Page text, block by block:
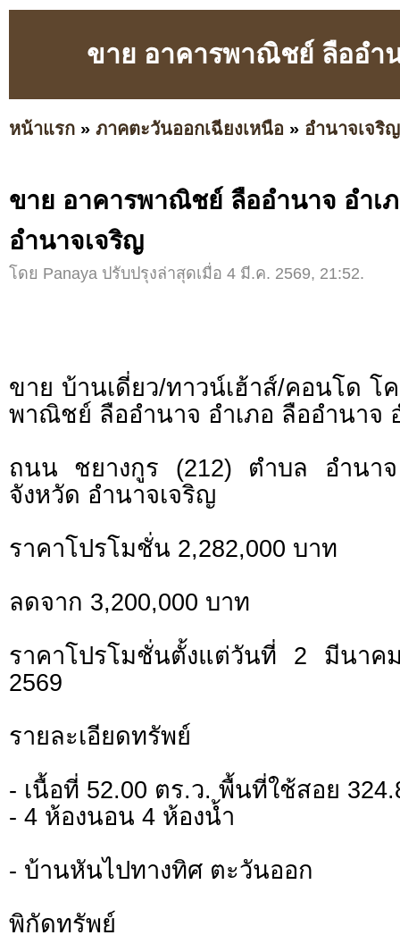
ขาย อาคารพาณิชย์ ลืออำ
หน้าแรก » ภาคตะวันออกเฉียงเหนือ » อำนาจเจริญ
ขาย อาคารพาณิชย์ ลืออำนาจ อำเ
อำนาจเจริญ
โดย Panaya ปรับปรุงล่าสุดเมื่อ 4 มี.ค. 2569, 21:52.
ขาย บ้านเดี่ยว/ทาวน์เฮ้าส์/คอนโด โ
พาณิชย์ ลืออำนาจ อำเภอ ลืออำนาจ
ถนน ชยางกูร (212) ตำบล อำนา
จังหวัด อำนาจเจริญ
ราคาโปรโมชั่น 2,282,000 บาท
ลดจาก 3,200,000 บาท
ราคาโปรโมชั่นตั้งแต่วันที่ 2 มีนา
2569
รายละเอียดทรัพย์
- เนื้อที่ 52.00 ตร.ว. พื้นที่ใช้สอย
- 4 ห้องนอน 4 ห้องน้ำ
- บ้านหันไปทางทิศ ตะวันออก
พิกัดทรั